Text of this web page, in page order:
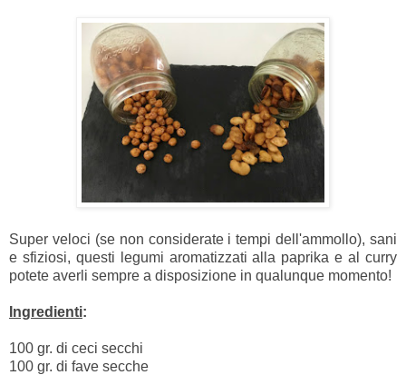
Super veloci (se non considerate i tempi dell'ammollo), sani
e sfiziosi, questi legumi aromatizzati alla paprika e al curry
potete averli sempre a disposizione in qualunque momento!
Ingredienti:
100 gr. di ceci secchi
100 gr. di fave secche